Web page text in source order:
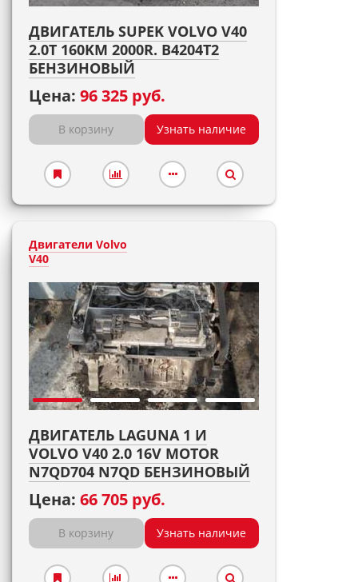
ДВИГАТЕЛЬ SUPEK VOLVO V40
2.0T 160KM 2000R. B4204T2
БЕНЗИНОВЫЙ
Цена: 96 325 руб.
В корзину Узнать наличие
Двигатели Volvo
V40
ДВИГАТЕЛЬ LAGUNA 1 И
VOLVO V40 2.0 16V MOTOR
N7QD704 N7QD БЕНЗИНОВЫЙ
Цена: 66 705 руб.
В корзину Узнать наличие